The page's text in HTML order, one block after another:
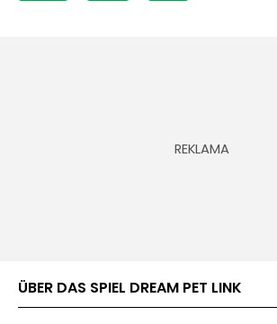
ÜBER DAS SPIEL DREAM PET LINK